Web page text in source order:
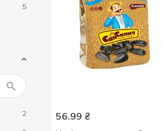
5
14
4
2 56.99 ₴